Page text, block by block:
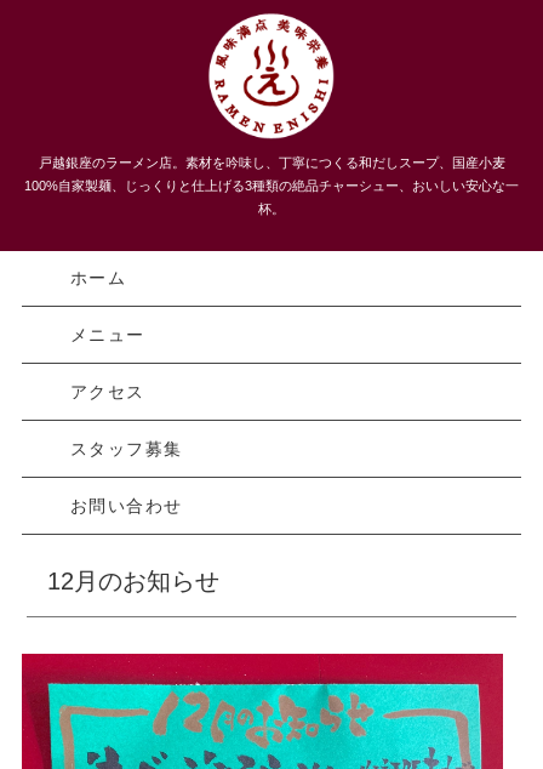
うまい！３種類のチャーシューメン、自家製麺 らーめんえにし
｜戸越｜品川区
戸越銀座のラーメン店。素材を吟味し、丁寧につくる和だしスープ、国産小麦
100%自家製麺、じっくりと仕上げる3種類の絶品チャーシュー、おいしい安心な一
杯。
ホーム
メニュー
アクセス
スタッフ募集
お問い合わせ
12月のお知らせ